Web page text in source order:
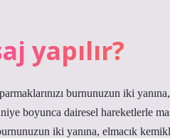
yapılır?
burnunuzun iki
boyunca dairesel hareketlerle
iki yanına, elmacık